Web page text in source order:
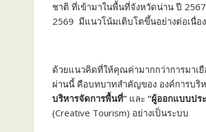
ชาติ ที่เข้ามาในพื้นที่จังหวัดน่าน ปี
2569 มีแนวโน้มเติบโตขึ้นอย่างต่อเนื่อ
ด้วยแนวคิดที่ให้คุณค่ามากกว่าการมาเ
ผ่านนี้ คือบทบาทสำคัญของ องค์การบริ
บริหารจัดการพื้นที่” และ “ผู้ออกแบบปร
(Creative Tourism) อย่างเป็นระบบ